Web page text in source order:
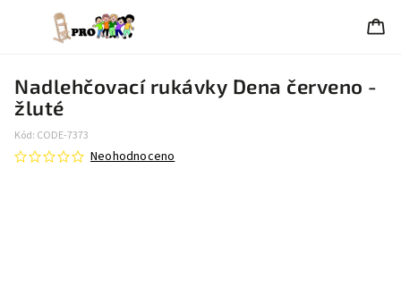
Nadlehčovací rukávky Dena červeno -
žluté
Kód: CODE-7373
Neohodnoceno